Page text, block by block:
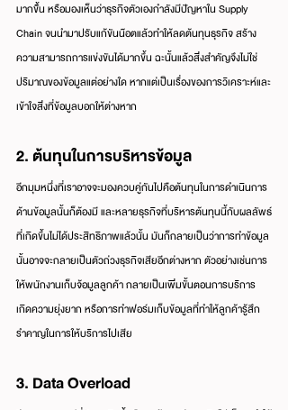
มากขึั้น หรือมองเห็นว่าธุรกิจตัวเองกำลังมีปัญหาใน Supply
Chain จนนำมาปรับแก้ขันน๊อตแล้วทำให้ลดต้นทุนธุรกิจ สร้าง
ความสามารถการแข่งขันได้มากขึ้น ฉะนั้นแล้วสิ่งสำคัญจึงไม่ใช่
ปริมาณของข้อมูลแต่อย่างใด หากแต่เป็นเรื่องของการวิเคราะห์และ
เข้าใจสิ่งที่ข้อมูลบอกให้ต่างหาก
2. ต้นทุนในการบริหารข้อมูล
อีกมุมหนึ่งที่เราอาจจะมองควบคู่กันไปคือต้นทุนในการดำเนินการ
ด้านข้อมูลนั้นก็ต้องมี และหลายธุรกิจที่บริหารต้นทุนนี้กับผลลัพธ์
ที่เกิดขึ้นไม่ได้ประสิทธิภาพแล้วนั้น มันก็กลายเป็นว่าการทำข้อมูล
นั้นอาจจะกลายเป็นตัวถ่วงธุรกิจเสียอีกต่างหาก ตัวอย่างเช่นการ
ให้พนักงานเก็บจ้อมูลลูกค้า กลายเป็นเพิ่มขั้นตอนการบริการ
เกิดความยุ่งยาก หรือการทำฟอร์มเก็บข้อมูลที่ทำให้ลูกค้ารู้สึก
รำคาญในการให้บริการไปเสีย
3. Data Overload